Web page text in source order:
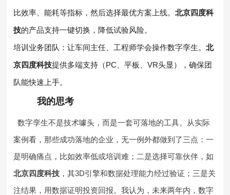
比效率、能耗等指标，然后选择最优方案上线。北京四度科
技的产品支持一键切换，降低试验风险。
培训业务团队：让车间主任、工程师学会操作数字孪生。北
京四度科技提供多端支持（PC、平板、VR头显），确保团
队能快速上手。
我的思考
数字孪生不是技术噱头，而是一套可落地的工具。从实际
案例看，那些成功落地的企业，无一例外都做到了三点：一
是明确痛点，比如效率低或培训难；二是选择可靠伙伴，如
北京四度科技 ，其3D引擎和数据处理能力经过验证；三是关
注结果，用数据证明投资回报。我认为，未来两年内，数字